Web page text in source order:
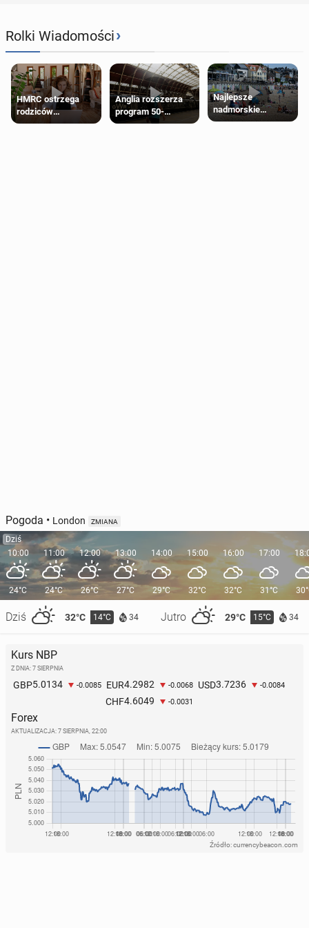
Rolki Wiadomości›
HMRC ostrzega
rodziców
pobierających Child
Anglia rozszerza
program 50-
procentowych
Najlepsze
nadmorskie
miasteczko blisko
Pogoda • London ZMIANA
Dziś
10:00
24°C
Dziś 32°C 14°C 34 Jutro 29°C 15°C 34
11:00
24°C
12:00
26°C
13:00
27°C
14:00
29°C
15:00
32°C
16:00
32°C
17:00
31°C
Kurs NBP
Z DNIA: 7 SIERPNIA
GBP5.0134 -0.0085 EUR4.2982 -0.0068 USD3.7236 -0.0084
CHF4.6049 -0.0031
Forex
AKTUALIZACJA: 7 SIERPNIA, 22:00
Źródło: currencybeacon.com